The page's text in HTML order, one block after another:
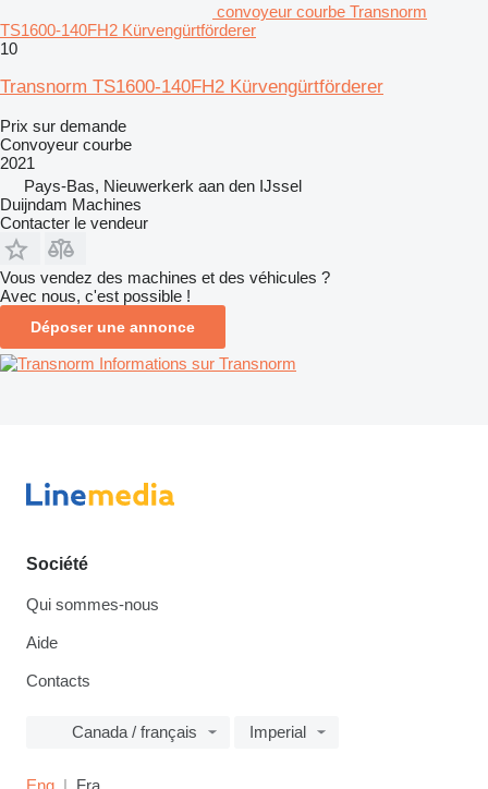
convoyeur courbe Transnorm
TS1600-140FH2 Kürvengürtförderer
10
Transnorm TS1600-140FH2 Kürvengürtförderer
Prix sur demande
Convoyeur courbe
2021
Pays-Bas, Nieuwerkerk aan den IJssel
Duijndam Machines
Contacter le vendeur
Vous vendez des machines et des véhicules ?
Avec nous, c'est possible !
Déposer une annonce
Informations sur Transnorm
Société
Qui sommes-nous
Aide
Contacts
Canada / français Imperial
Eng Fra